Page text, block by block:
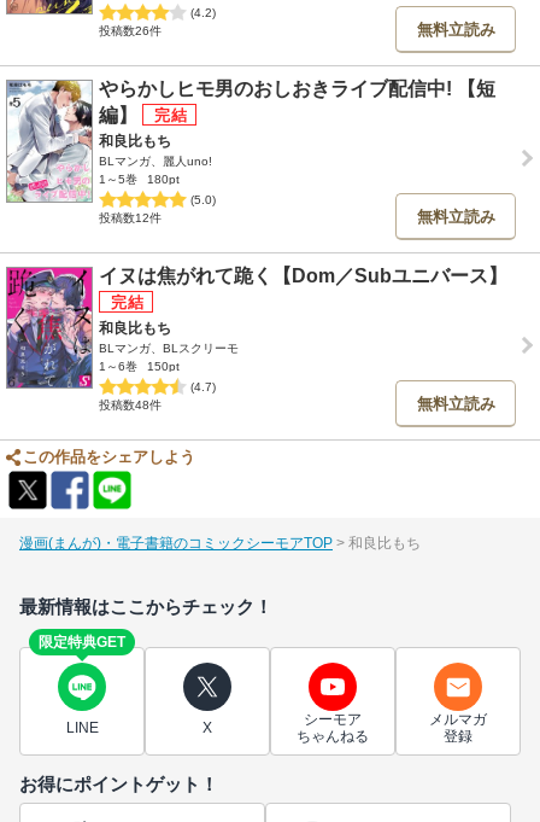
(4.2)
投稿数26件
無料立読み
やらかしヒモ男のおしおきライブ配信中! 【短
編】
和良比もち
BLマンガ、麗人uno!
1～5巻
180pt
(5.0)
投稿数12件
無料立読み
イヌは焦がれて跪く【Dom／Subユニバース】
和良比もち
BLマンガ、BLスクリーモ
1～6巻
150pt
(4.7)
投稿数48件
無料立読み
この作品をシェアしよう
漫画(まんが)・電子書籍のコミックシーモアTOP 和良比もち
最新情報はここからチェック！
限定特典GET
LINE X
シーモア
ちゃんねる
メルマガ
登録
お得にポイントゲット！